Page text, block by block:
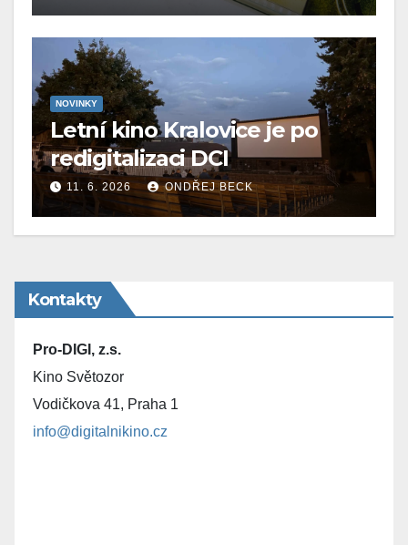
NOVINKY
Letní kino Kralovice je po
redigitalizaci DCI
11. 6. 2026 ONDŘEJ BECK
Kontakty
Pro-DIGI, z.s.
Kino Světozor
Vodičkova 41, Praha 1
info@digitalnikino.cz